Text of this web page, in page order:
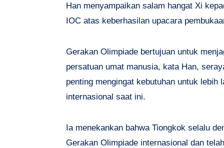
Han menyampaikan salam hangat Xi
IOC atas keberhasilan upacara
Gerakan Olimpiade bertujuan untuk
persatuan umat manusia, kata Han,
penting mengingat kebutuhan untuk
internasional saat ini.
Ia menekankan bahwa Tiongkok selalu
Gerakan Olimpiade internasional dan